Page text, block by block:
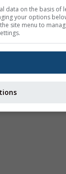
data on the basis of
your options
site menu to